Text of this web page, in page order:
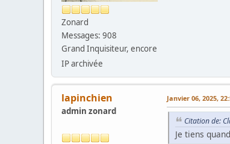
Zonard
Messages: 908
Grand Inquisiteur, encore
IP archivée
lapinchien
admin zonard
Janvier 06, 2025,
Citation de:
Je tiens